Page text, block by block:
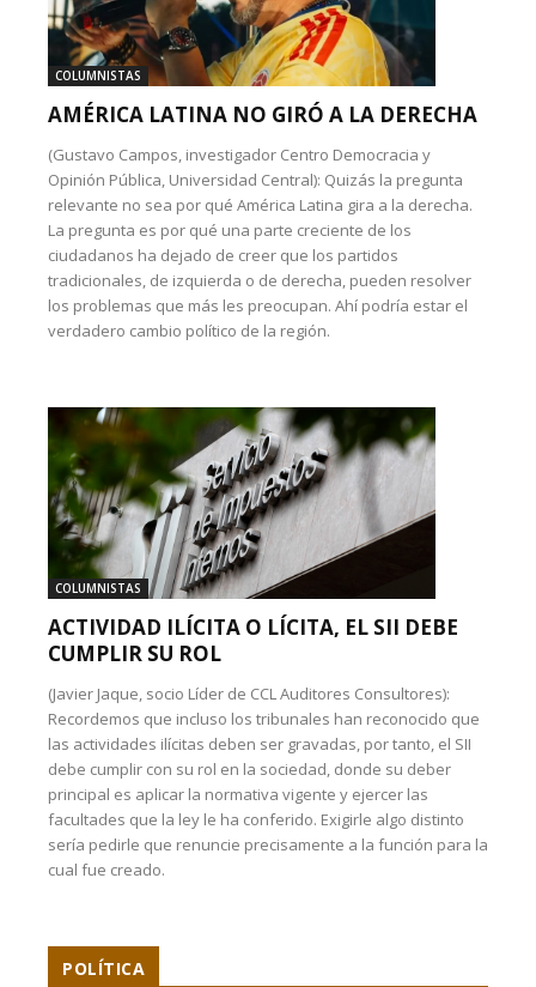
COLUMNISTAS
AMÉRICA LATINA NO GIRÓ A LA DERECHA
(Gustavo Campos, investigador Centro Democracia y
Opinión Pública, Universidad Central): Quizás la pregunta
relevante no sea por qué América Latina gira a la derecha.
La pregunta es por qué una parte creciente de los
ciudadanos ha dejado de creer que los partidos
tradicionales, de izquierda o de derecha, pueden resolver
los problemas que más les preocupan. Ahí podría estar el
verdadero cambio político de la región.
COLUMNISTAS
ACTIVIDAD ILÍCITA O LÍCITA, EL SII DEBE
CUMPLIR SU ROL
(Javier Jaque, socio Líder de CCL Auditores Consultores):
Recordemos que incluso los tribunales han reconocido que
las actividades ilícitas deben ser gravadas, por tanto, el SII
debe cumplir con su rol en la sociedad, donde su deber
principal es aplicar la normativa vigente y ejercer las
facultades que la ley le ha conferido. Exigirle algo distinto
sería pedirle que renuncie precisamente a la función para la
cual fue creado.
POLÍTICA